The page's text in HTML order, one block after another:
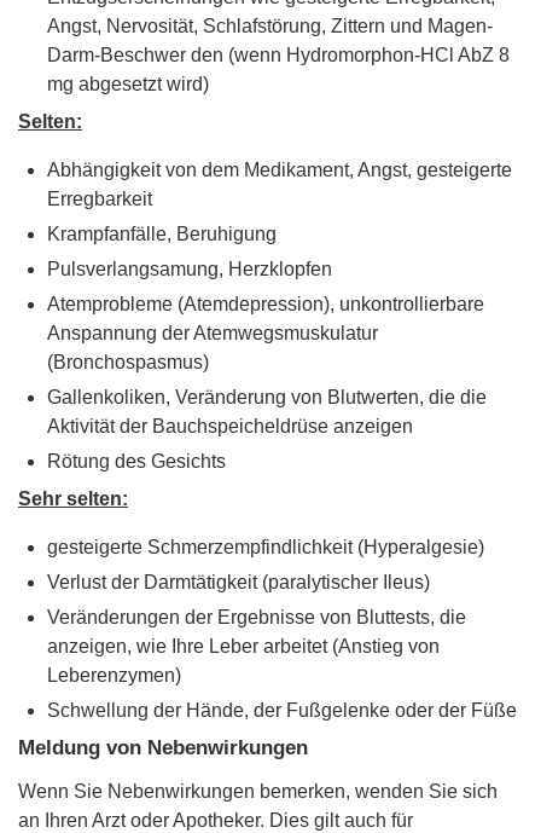
Angst, Nervosität, Schlafstörung, Zittern und Magen-
Darm-Beschwer den (wenn Hydromorphon-HCl AbZ 8
mg abgesetzt wird)
Selten:
Abhängigkeit von dem Medikament, Angst, gesteigerte
Erregbarkeit
Krampfanfälle, Beruhigung
Pulsverlangsamung, Herzklopfen
Atemprobleme (Atemdepression), unkontrollierbare
Anspannung der Atemwegsmuskulatur
(Bronchospasmus)
Gallenkoliken, Veränderung von Blutwerten, die die
Aktivität der Bauchspeicheldrüse anzeigen
Rötung des Gesichts
Sehr selten:
gesteigerte Schmerzempfindlichkeit (Hyperalgesie)
Verlust der Darmtätigkeit (paralytischer Ileus)
Veränderungen der Ergebnisse von Bluttests, die
anzeigen, wie Ihre Leber arbeitet (Anstieg von
Leberenzymen)
Schwellung der Hände, der Fußgelenke oder der Füße
Meldung von Nebenwirkungen
Wenn Sie Nebenwirkungen bemerken, wenden Sie sich
an Ihren Arzt oder Apotheker. Dies gilt auch für